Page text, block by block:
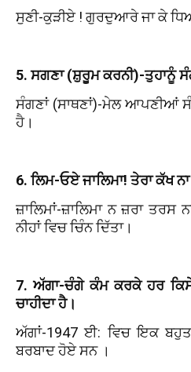
ਸੁਣੀ-ਕੁੜੀਏ ! ਗੁਰਦੁਆਰੇ ਜਾ ਕੇ
5. ਸਗਣਾ (ਸ਼ੁਰੂਮ ਕਰਨੀ)-ਤੁਹਾਨੂੰ
ਸੰਗਣਾਂ (ਸਾਥਣਾਂ)-ਮੇਲ ਆਪਣੀਆਂ
ਹੈ।
6. ਲਿਮ-ਓਏ ਜਾਲਿਮਾ! ਤੇਰਾ ਕੱਖ
ਜ਼ਾਲਿਮਾਂ-ਜ਼ਾਲਿਮਾ ਨ ਜ਼ਰਾ ਤਰਸ
ਨੀਹਾਂ ਵਿਚ ਚਿੰਨ ਦਿੱਤਾ।
7. ਅੱਗਾ-ਚੰਗੇ ਕੰਮ ਕਰਕੇ ਹਰ
ਚਾਹੀਦਾ ਹੈ।
ਅੱਗਾਂ-1947 ਈ: ਵਿਚ ਇਕ
ਬਰਬਾਦ ਹੋਏ ਸਨ ।